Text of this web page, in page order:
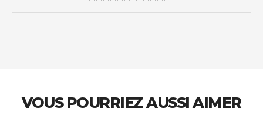
VOUS POURRIEZ AUSSI AIMER